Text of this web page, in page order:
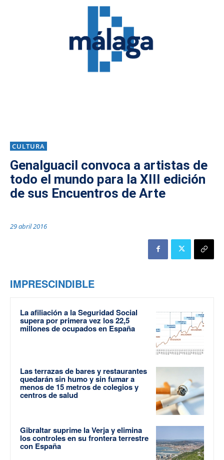
CULTURA
Genalguacil convoca a artistas de
todo el mundo para la XIII edición
de sus Encuentros de Arte
29 abril 2016
IMPRESCINDIBLE
La afiliación a la Seguridad Social
supera por primera vez los 22,5
millones de ocupados en España
Las terrazas de bares y restaurantes
quedarán sin humo y sin fumar a
menos de 15 metros de colegios y
centros de salud
Gibraltar suprime la Verja y elimina
los controles en su frontera terrestre
con España